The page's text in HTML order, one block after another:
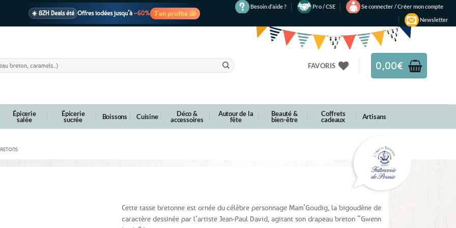
☀️ BZH Deals été Offres iodées jusqu’à –60% J’en profite 🐚
Besoin d’aide ? Pro / CSE
Se connecter / Créer mon compte
Newsletter
FAVORIS 0,00€
Épicerie
salée
Épicerie
sucrée Boissons Cuisine Déco &
accessoires
Autour de la
fête
Beauté &
bien-être
Coffrets
cadeaux Artisans
Cette tasse bretonne est ornée du célèbre personnage Mam’Goudig, la bigoudène de
caractère dessinée par l’artiste Jean-Paul David, agitant son drapeau breton “Gwenn